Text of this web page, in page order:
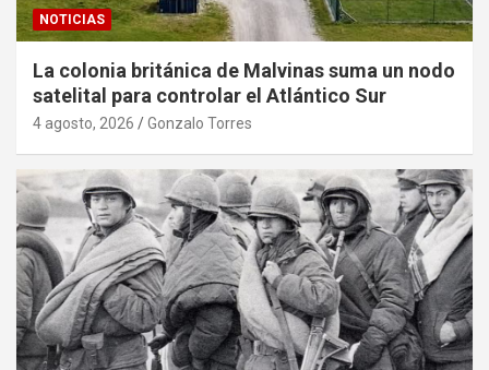
NOTICIAS
La colonia británica de Malvinas suma un nodo
satelital para controlar el Atlántico Sur
4 agosto, 2026 Gonzalo Torres